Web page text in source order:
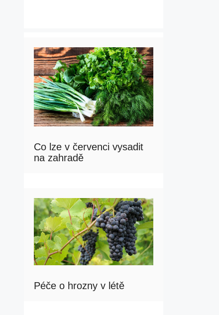
Co lze v červenci vysadit
na zahradě
Péče o hrozny v létě